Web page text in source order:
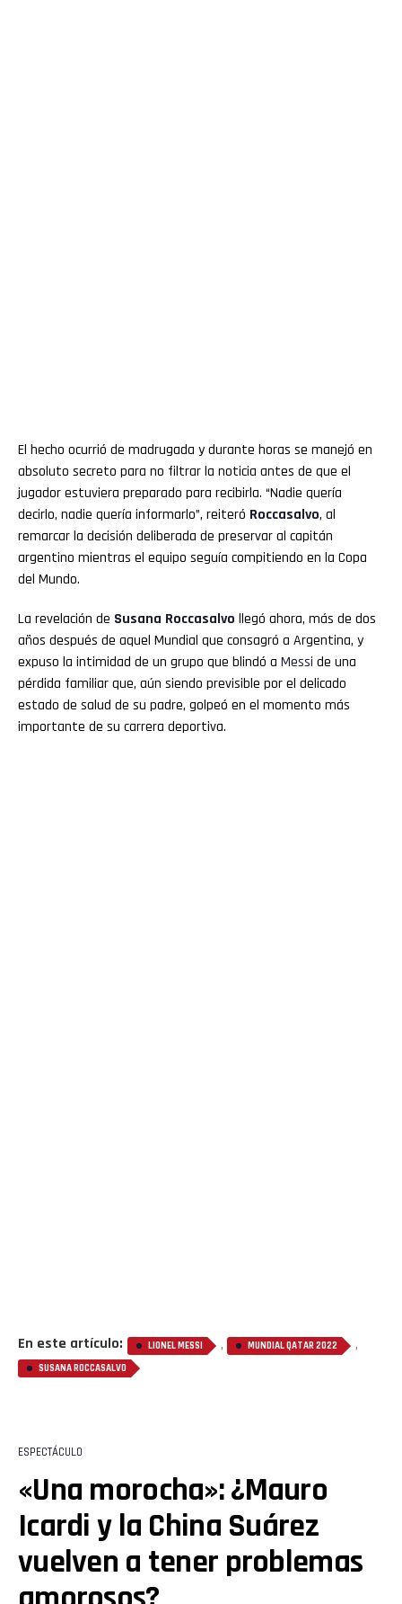
El hecho ocurrió de madrugada y durante horas se manejó en
absoluto secreto para no filtrar la noticia antes de que el
jugador estuviera preparado para recibirla. “Nadie quería
decirlo, nadie quería informarlo”, reiteró Roccasalvo, al
remarcar la decisión deliberada de preservar al capitán
argentino mientras el equipo seguía compitiendo en la Copa
del Mundo.
La revelación de Susana Roccasalvo llegó ahora, más de dos
años después de aquel Mundial que consagró a Argentina, y
expuso la intimidad de un grupo que blindó a Messi de una
pérdida familiar que, aún siendo previsible por el delicado
estado de salud de su padre, golpeó en el momento más
importante de su carrera deportiva.
En este artículo: LIONEL MESSI , MUNDIAL QATAR 2022 ,
SUSANA ROCCASALVO
ESPECTÁCULO
«Una morocha»: ¿Mauro
Icardi y la China Suárez
vuelven a tener problemas